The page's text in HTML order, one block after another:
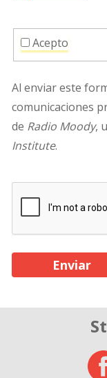
Acepto
Al enviar este
comunicaciones
de Radio Moody,
Institute.
Enviar